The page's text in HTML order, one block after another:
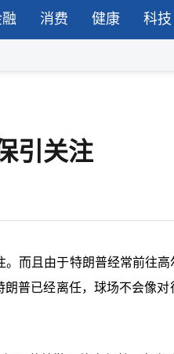
消费 健康 科技
引关注
而且由于特朗普经常前往
普已经离任，球场不会像